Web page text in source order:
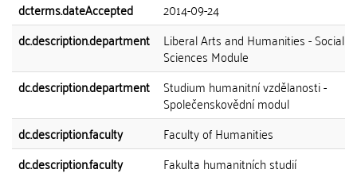
dcterms.dateAccepted
2014-09-24
dc.description.department
Liberal Arts and Humanities - Social
Sciences Module
dc.description.department
Studium humanitní vzdělanosti -
Společenskovědní modul
dc.description.faculty
Faculty of Humanities
dc.description.faculty
Fakulta humanitních studií